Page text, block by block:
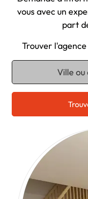
vous avec un
part
Trouver